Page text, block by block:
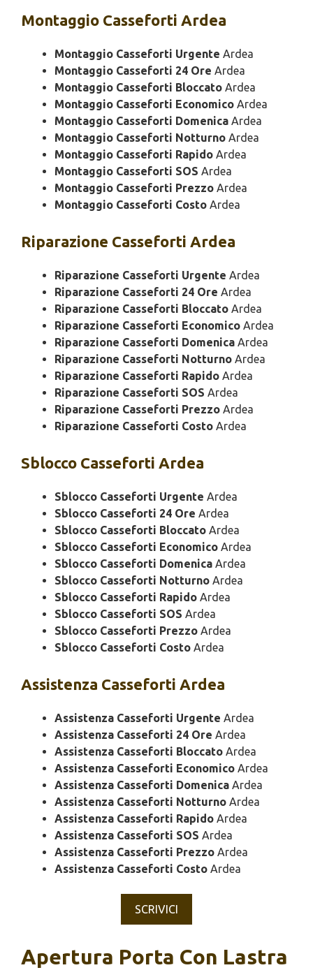
Montaggio Casseforti Ardea
Montaggio Casseforti Urgente Ardea
Montaggio Casseforti 24 Ore Ardea
Montaggio Casseforti Bloccato Ardea
Montaggio Casseforti Economico Ardea
Montaggio Casseforti Domenica Ardea
Montaggio Casseforti Notturno Ardea
Montaggio Casseforti Rapido Ardea
Montaggio Casseforti SOS Ardea
Montaggio Casseforti Prezzo Ardea
Montaggio Casseforti Costo Ardea
Riparazione Casseforti Ardea
Riparazione Casseforti Urgente Ardea
Riparazione Casseforti 24 Ore Ardea
Riparazione Casseforti Bloccato Ardea
Riparazione Casseforti Economico Ardea
Riparazione Casseforti Domenica Ardea
Riparazione Casseforti Notturno Ardea
Riparazione Casseforti Rapido Ardea
Riparazione Casseforti SOS Ardea
Riparazione Casseforti Prezzo Ardea
Riparazione Casseforti Costo Ardea
Sblocco Casseforti Ardea
Sblocco Casseforti Urgente Ardea
Sblocco Casseforti 24 Ore Ardea
Sblocco Casseforti Bloccato Ardea
Sblocco Casseforti Economico Ardea
Sblocco Casseforti Domenica Ardea
Sblocco Casseforti Notturno Ardea
Sblocco Casseforti Rapido Ardea
Sblocco Casseforti SOS Ardea
Sblocco Casseforti Prezzo Ardea
Sblocco Casseforti Costo Ardea
Assistenza Casseforti Ardea
Assistenza Casseforti Urgente Ardea
Assistenza Casseforti 24 Ore Ardea
Assistenza Casseforti Bloccato Ardea
Assistenza Casseforti Economico Ardea
Assistenza Casseforti Domenica Ardea
Assistenza Casseforti Notturno Ardea
Assistenza Casseforti Rapido Ardea
Assistenza Casseforti SOS Ardea
Assistenza Casseforti Prezzo Ardea
Assistenza Casseforti Costo Ardea
SCRIVICI
Apertura Porta Con Lastra